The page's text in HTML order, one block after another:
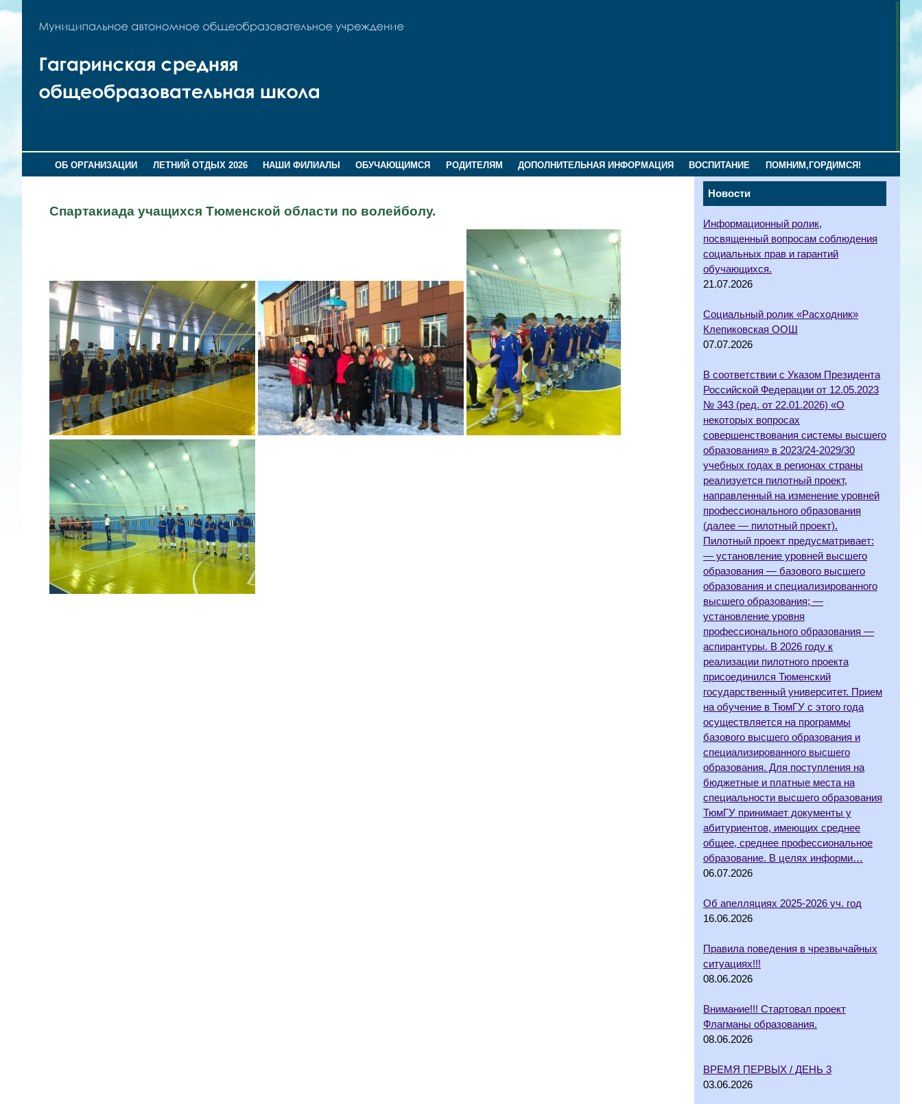
ОБ ОРГАНИЗАЦИИ ЛЕТНИЙ ОТДЫХ 2026 НАШИ ФИЛИАЛЫ ОБУЧАЮЩИМСЯ РОДИТЕЛЯМ ДОПОЛНИТЕЛЬНАЯ ИНФОРМАЦИЯ ВОСПИТАНИЕ ПОМНИМ,ГОРДИМСЯ!
Новости
Информационный ролик,
посвященный вопросам соблюдения
социальных прав и гарантий
обучающихся.
21.07.2026
Социальный ролик «Расходник»
Клепиковская ООШ
07.07.2026
В соответствии с Указом Президента
Российской Федерации от 12.05.2023
№ 343 (ред. от 22.01.2026) «О
некоторых вопросах
совершенствования системы высшего
образования» в 2023/24-2029/30
учебных годах в регионах страны
реализуется пилотный проект,
направленный на изменение уровней
профессионального образования
(далее — пилотный проект).
Пилотный проект предусматривает:
— установление уровней высшего
образования — базового высшего
образования и специализированного
высшего образования; —
установление уровня
профессионального образования —
аспирантуры. В 2026 году к
реализации пилотного проекта
присоединился Тюменский
государственный университет. Прием
на обучение в ТюмГУ с этого года
осуществляется на программы
базового высшего образования и
специализированного высшего
образования. Для поступления на
бюджетные и платные места на
специальности высшего образования
ТюмГУ принимает документы у
абитуриентов, имеющих среднее
общее, среднее профессиональное
образование. В целях информи…
06.07.2026
Об апелляциях 2025-2026 уч. год
16.06.2026
Правила поведения в чрезвычайных
ситуациях!!!
08.06.2026
Внимание!!! Стартовал проект
Флагманы образования.
08.06.2026
ВРЕМЯ ПЕРВЫХ / ДЕНЬ 3
03.06.2026
Спартакиада учащихся Тюменской области по волейболу.